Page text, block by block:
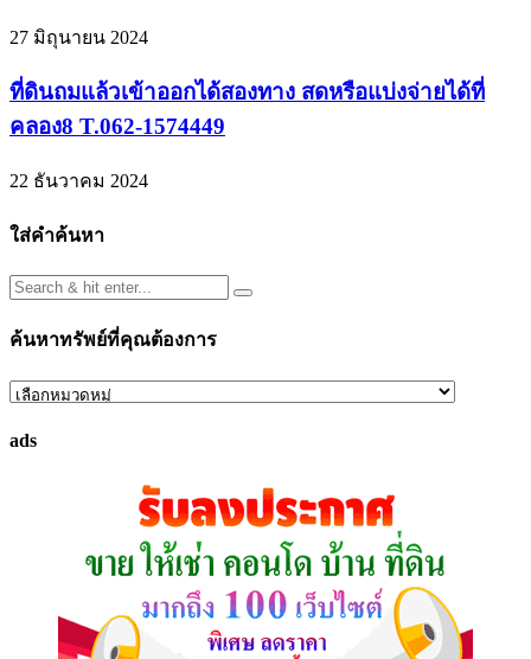
27 มิถุนายน 2024
ที่ดินถมแล้วเข้าออกได้สองทาง สดหรือแบ่งจ่ายได้ที่
คลอง8 T.062-1574449
22 ธันวาคม 2024
ใส่คำค้นหา
ค้นหาทรัพย์ที่คุณต้องการ
ค้นหา
ที่
ads